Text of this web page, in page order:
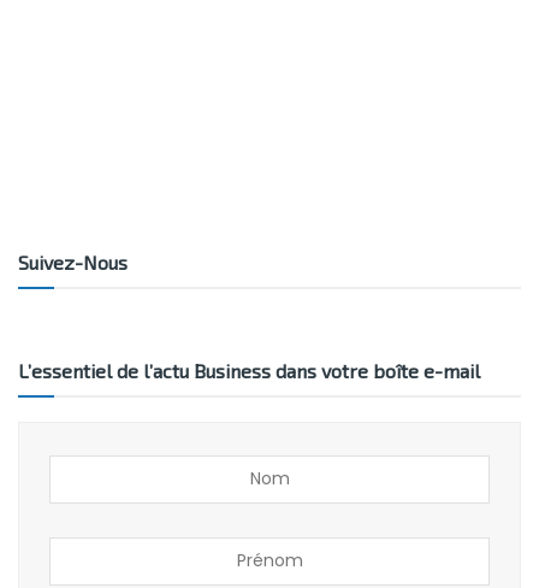
Suivez-Nous
L’essentiel de l’actu Business dans votre boîte e-mail